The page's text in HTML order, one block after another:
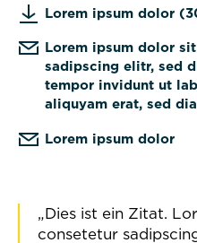
Lorem ipsum dolor
Lorem ipsum dolor
sadipscing elitr, sed
tempor invidunt ut
aliquyam erat, sed
Lorem ipsum dolor
Dies ist ein Zitat.
consetetur